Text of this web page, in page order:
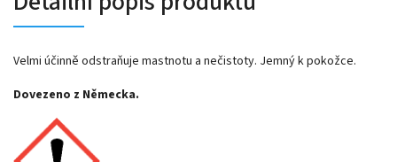
Velmi účinně odstraňuje mastnotu a nečistoty. Jemný k pokožce.
Dovezeno z Německa.